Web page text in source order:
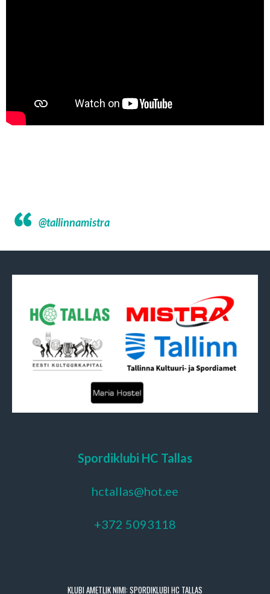
@tallinnamistra
Spordiklubi HC Tallas
hctallas@hot.ee
+372 5093118
KLUBI AMETLIK NIMI: SPORDIKLUBI HC TALLAS